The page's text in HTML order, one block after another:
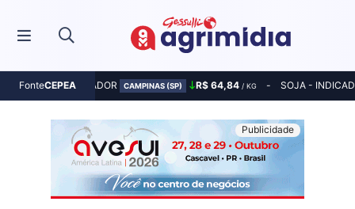
FonteCEPEA
MILHO - INDICADOR CAMPINAS (SP) R$ 64,84 / KG SOJA -